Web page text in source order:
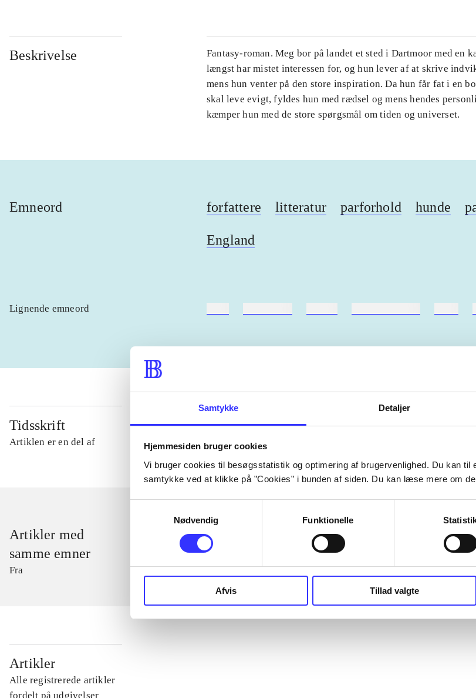
Samtykke Detaljer
Hjemmesiden bruger cookies
Vi bruger cookies til besøgsstatistik og optimering af brugervenlighed. Du kan
samtykke ved at klikke på ”Cookies” i bunden af siden. Du kan læse mere om
Nødvendig
Funktionelle
Afvis Tillad valgte
Beskrivelse
Fantasy-roman. Meg bor på landet et sted i Dartmoor med en
længst har mistet interessen for, og hun lever af at skrive
mens hun venter på den store inspiration. Da hun får fat i en
skal leve evigt, fyldes hun med rædsel og mens hendes
kæmper hun med de store spørgsmål om tiden og universet.
Emneord forfattere litteratur parforhold hunde
England
Lignende emneord
Tidsskrift
Artiklen er en del af
Artiklerne i
Artikler med
samme emner
Fra
Artikler
Alle registrerede artikler
fordelt på udgivelser